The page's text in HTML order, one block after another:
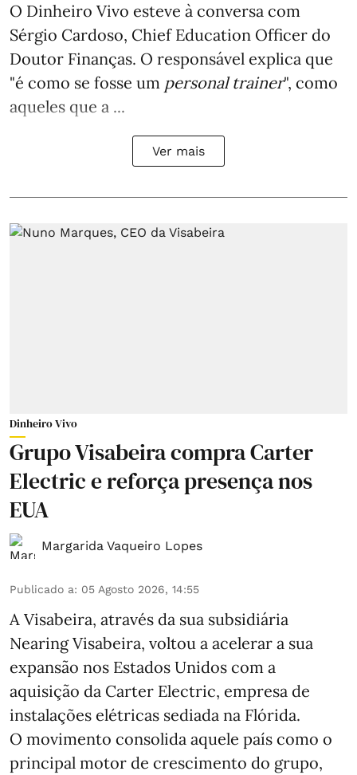
O Dinheiro Vivo esteve à conversa com
Sérgio Cardoso, Chief Education Officer do
Doutor Finanças. O responsável explica que
"é como se fosse um personal trainer", como
aqueles que a ...
Ver mais
Dinheiro Vivo
Grupo Visabeira compra Carter
Electric e reforça presença nos
EUA
Margarida Vaqueiro Lopes
Publicado a: 05 Agosto 2026, 14:55
A Visabeira, através da sua subsidiária
Nearing Visabeira, voltou a acelerar a sua
expansão nos Estados Unidos com a
aquisição da Carter Electric, empresa de
instalações elétricas sediada na Flórida.
O movimento consolida aquele país como o
principal motor de crescimento do grupo,